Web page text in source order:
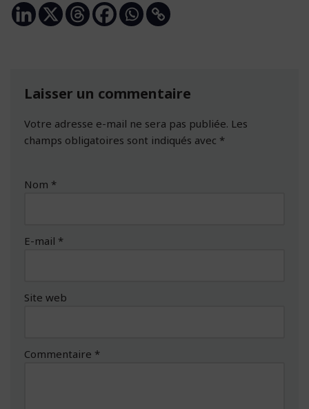
Laisser un commentaire
Votre adresse e-mail ne sera pas publiée. Les
champs obligatoires sont indiqués avec *
Nom *
E-mail *
Site web
Commentaire *